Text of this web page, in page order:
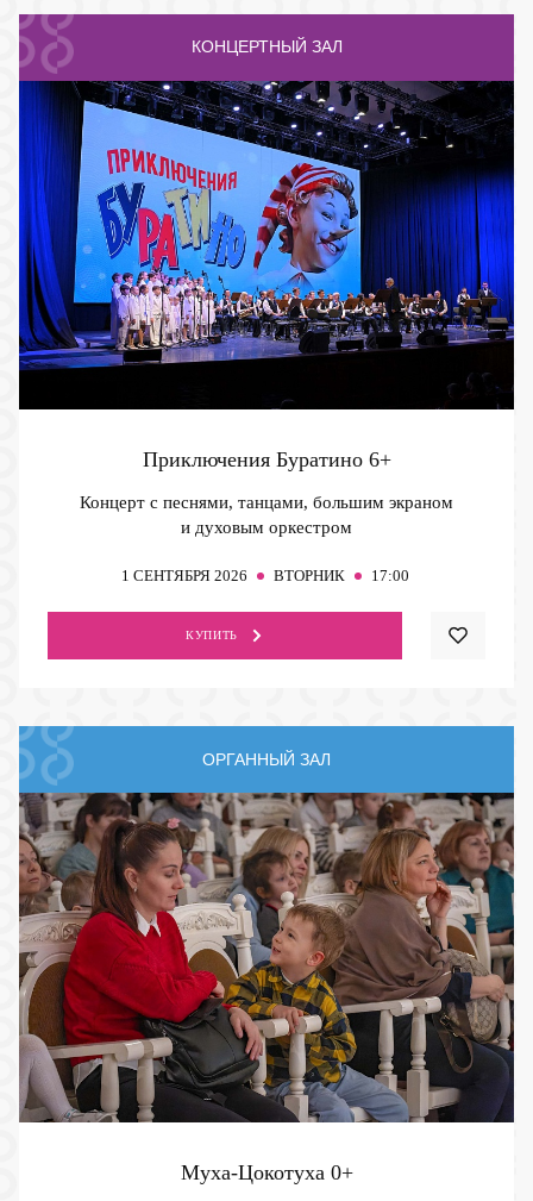
КОНЦЕРТНЫЙ ЗАЛ
Приключения Буратино 6+
Концерт с песнями, танцами, большим экраном
и духовым оркестром
1 СЕНТЯБРЯ 2026 ВТОРНИК 17:00
КУПИТЬ
ОРГАННЫЙ ЗАЛ
Муха-Цокотуха 0+